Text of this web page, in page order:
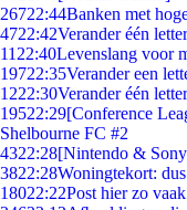
26722:44Banken met
4722:42Verander één
11 22:40Levenslang voor
19722:35Verander een
1222:30Verander één
19522:29[Conference
Shelbourne FC #2
4322:28[Nintendo &
3822:28Woningtekort:
18022:22Post hier zo